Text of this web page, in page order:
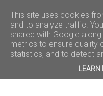
This site uses cookies
and to analyze traffic.
shared with Google
metrics to ensure quality
statistics, and to detect
LEARN